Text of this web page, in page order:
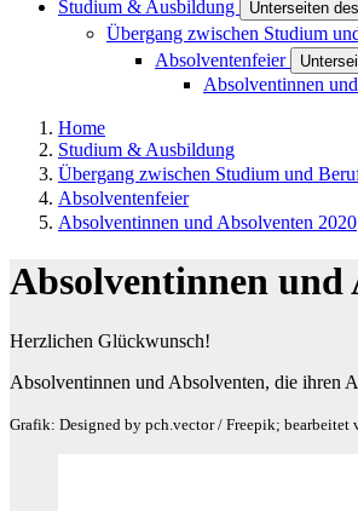
Studium & Ausbildung Unterseiten
Übergang zwischen Studium
Absolventenfeier
Absolventinnen
Home
Studium & Ausbildung
Übergang zwischen Studium und
Absolventenfeier
Absolventinnen und Absolventen 2020
Absolventinnen und
Herzlichen Glückwunsch!
Absolventinnen und Absolventen, die ihren
Grafik: Designed by pch.vector / Freepik;